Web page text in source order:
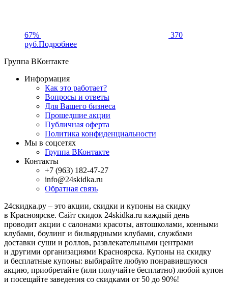
67%
370
руб.Подробнее
Группа ВКонтакте
Информация
Как это работает?
Вопросы и ответы
Для Вашего бизнеса
Прошедшие акции
Публичная оферта
Политика конфиденциальности
Мы в соцсетях
Группа ВКонтакте
Контакты
+7 (963) 182-47-27
info@24skidka.ru
Обратная связь
24скидка.ру – это акции, скидки и купоны на скидку
в Красноярске. Сайт скидок 24skidka.ru каждый день
проводит акции с салонами красоты, автошколами, конными
клубами, боулинг и бильярдными клубами, службами
доставки суши и роллов, развлекательными центрами
и другими организациями Красноярска. Купоны на скидку
и бесплатные купоны: выбирайте любую понравившуюся
акцию, приобретайте (или получайте бесплатно) любой купон
и посещайте заведения со скидками от 50 до 90%!